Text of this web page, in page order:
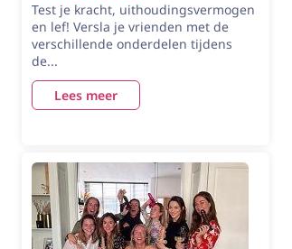
Test je kracht, uithoudingsvermogen
en lef! Versla je vrienden met de
verschillende onderdelen tijdens
de...
Lees meer